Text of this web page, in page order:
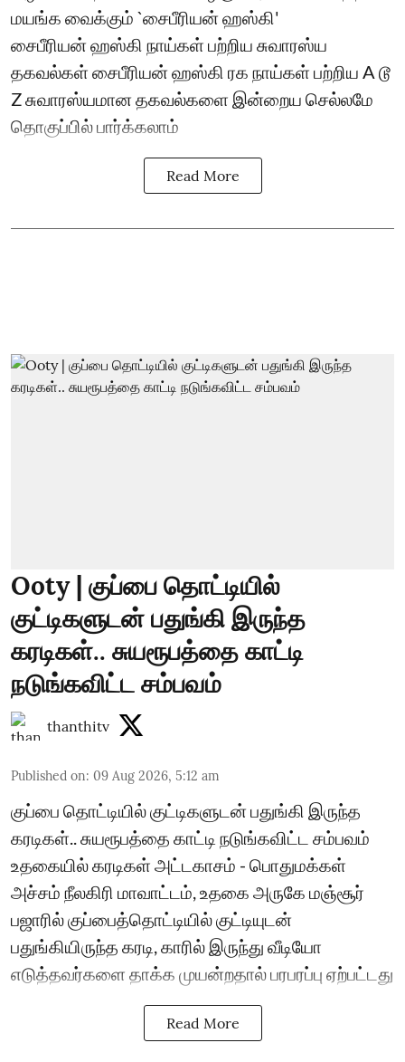
மயங்க வைக்கும் `சைபீரியன் ஹஸ்கி'
சைபீரியன் ஹஸ்கி நாய்கள் பற்றிய சுவாரஸ்ய
தகவல்கள் சைபீரியன் ஹஸ்கி ரக நாய்கள் பற்றிய A டூ
Z சுவாரஸ்யமான தகவல்களை இன்றைய செல்லமே
தொகுப்பில் பார்க்கலாம்
Read More
Ooty | குப்பை தொட்டியில்
குட்டிகளுடன் பதுங்கி இருந்த
கரடிகள்.. சுயரூபத்தை காட்டி
நடுங்கவிட்ட சம்பவம்
thanthitv
Published on: 09 Aug 2026, 5:12 am
குப்பை தொட்டியில் குட்டிகளுடன் பதுங்கி இருந்த
கரடிகள்.. சுயரூபத்தை காட்டி நடுங்கவிட்ட சம்பவம்
உதகையில் கரடிகள் அட்டகாசம் - பொதுமக்கள்
அச்சம் நீலகிரி மாவாட்டம், உதகை அருகே மஞ்சூர்
பஜாரில் குப்பைத்தொட்டியில் குட்டியுடன்
பதுங்கியிருந்த கரடி, காரில் இருந்து வீடியோ
எடுத்தவர்களை தாக்க முயன்றதால் பரபரப்பு ஏற்பட்டது
Read More